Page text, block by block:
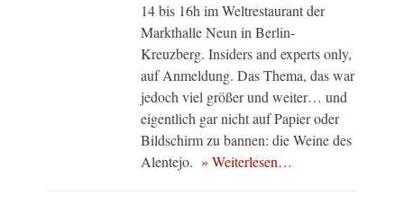
14 bis 16h im Weltrestaurant der
Markthalle Neun in Berlin-
Kreuzberg. Insiders and experts only,
auf Anmeldung. Das Thema, das war
jedoch viel größer und weiter… und
eigentlich gar nicht auf Papier oder
Bildschirm zu bannen: die Weine des
Alentejo. » Weiterlesen…